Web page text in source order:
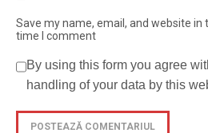
Save my name, email, and website
time I comment
By using this form you agree
handling of your data by this